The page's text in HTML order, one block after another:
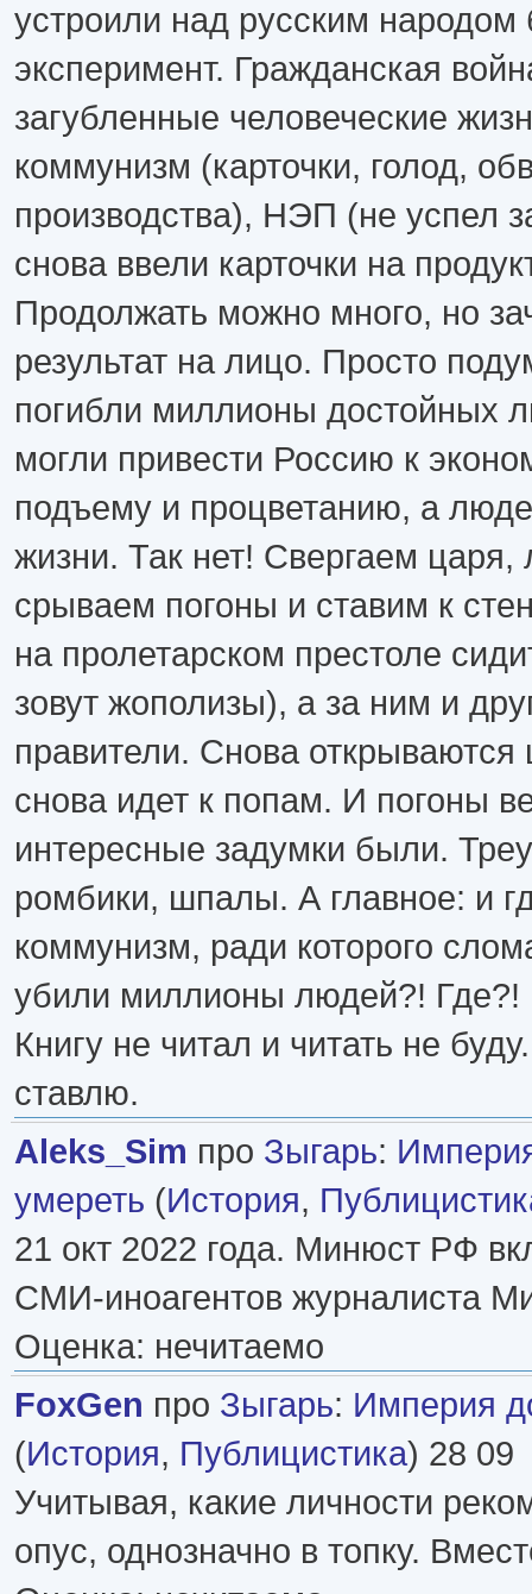
устроили над русским народом
эксперимент. Гражданская
загубленные человеческие
коммунизм (карточки, голод,
производства), НЭП (не успел
снова ввели карточки на
Продолжать можно много, но
результат на лицо. Просто
погибли миллионы достойных
могли привести Россию к
подъему и процветанию, а
жизни. Так нет! Свергаем
срываем погоны и ставим к
на пролетарском престоле
зовут жополизы), а за ним и
правители. Снова открываются
снова идет к попам. И погоны
интересные задумки были.
ромбики, шпалы. А главное: и
коммунизм, ради которого
убили миллионы людей?! Где?!
Книгу не читал и читать не
ставлю.
Aleks_Sim про Зыгарь:
умереть (История,
21 окт 2022 года. Минюст РФ
СМИ-иноагентов журналиста
Оценка: нечитаемо
FoxGen про Зыгарь: Империя
(История, Публицистика) 28 09
Учитывая, какие личности
опус, однозначно в топку.